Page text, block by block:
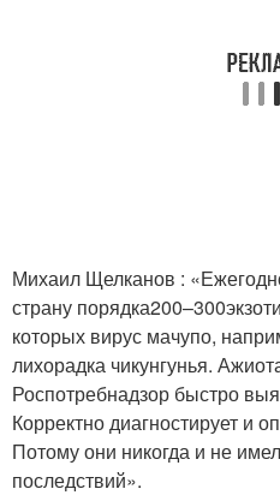
Михаил Щелканов :
страну
которых вирус мачупо,
лихорадка чикунгунья.
Роспотребнадзор быстро
Корректно диагностирует и
Потому они никогда и не
последствий».